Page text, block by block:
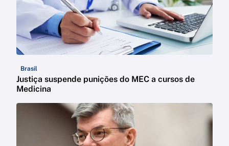
Brasil
Justiça suspende punições do MEC a cursos de
Medicina